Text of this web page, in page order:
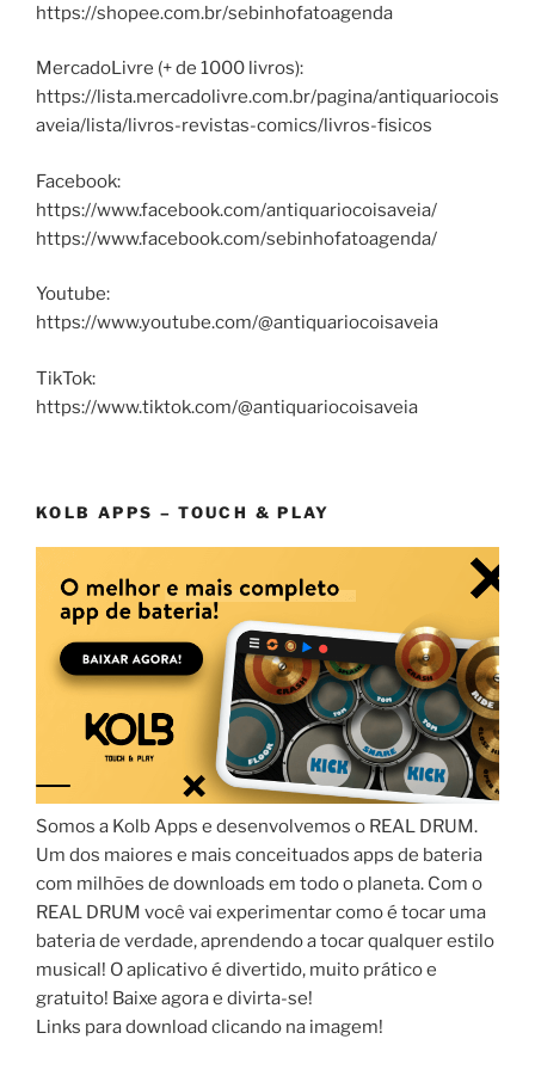
https://shopee.com.br/sebinhofatoagenda
MercadoLivre (+ de 1000 livros):
https://lista.mercadolivre.com.br/pagina/antiquariocois
aveia/lista/livros-revistas-comics/livros-fisicos
Facebook:
https://www.facebook.com/antiquariocoisaveia/
https://www.facebook.com/sebinhofatoagenda/
Youtube:
https://www.youtube.com/@antiquariocoisaveia
TikTok:
https://www.tiktok.com/@antiquariocoisaveia
KOLB APPS – TOUCH & PLAY
Somos a Kolb Apps e desenvolvemos o REAL DRUM.
Um dos maiores e mais conceituados apps de bateria
com milhões de downloads em todo o planeta. Com o
REAL DRUM você vai experimentar como é tocar uma
bateria de verdade, aprendendo a tocar qualquer estilo
musical! O aplicativo é divertido, muito prático e
gratuito! Baixe agora e divirta-se!
Links para download clicando na imagem!